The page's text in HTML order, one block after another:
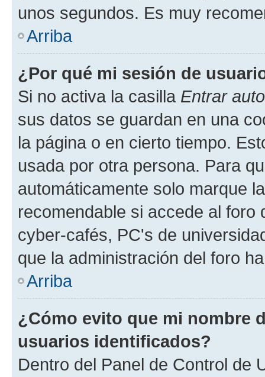
unos segundos. Es muy
Arriba
¿Por qué mi sesión de
Si no activa la casilla Entrar
sus datos se guardan en una
la página o en cierto tiempo.
usada por otra persona. Para
automáticamente solo marque
recomendable si accede al foro
cyber-cafés, PC's de
que la administración del foro
Arriba
¿Cómo evito que mi nombre
usuarios identificados?
Dentro del Panel de Control de